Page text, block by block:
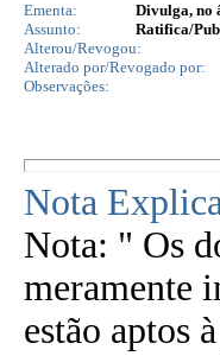
Ementa:
Divulga, no
Assunto:
Ratifica/
Alterou/Revogou:
Alterado por/Revogado por:
Observações:
Nota
Nota: " Os
meramente
estão aptos